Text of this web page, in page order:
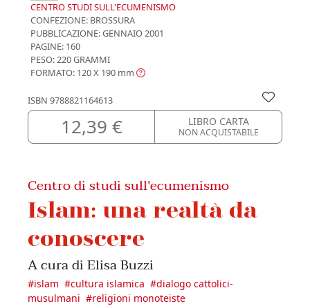
CENTRO STUDI SULL'ECUMENISMO
CONFEZIONE: BROSSURA
PUBBLICAZIONE:GENNAIO 2001
PAGINE: 160
PESO: 220 GRAMMI
FORMATO: 120 X 190 mm
ISBN 9788821164613
12,39 € LIBRO CARTA
NON ACQUISTABILE
Centro di studi sull'ecumenismo
Islam: una realtà da
conoscere
A cura di Elisa Buzzi
#islam #cultura islamica #dialogo cattolici-
musulmani #religioni monoteiste